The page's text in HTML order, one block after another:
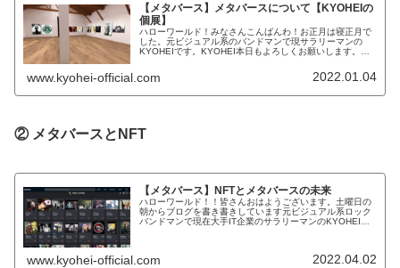
【メタバース】メタバースについて【KYOHEIの
個展】
ハローワールド！みなさんこんばんわ！お正月は寝正月で
した。元ビジュアル系のバンドマンで現サラリーマンの
KYOHEIです。KYOHEI本日もよろしくお願いします。本
www.kyohei-official.com 2022.01.04
② メタバースとNFT
【メタバース】NFTとメタバースの未来
ハローワールド！！皆さんおはようございます。土曜日の
朝からブログを書き書きしています元ビジュアル系ロック
バンドマンで現在大手IT企業のサラリーマンのKYOHEIで
www.kyohei-official.com 2022.04.02